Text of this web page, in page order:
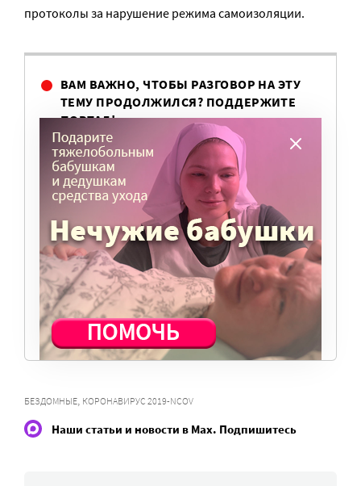
протоколы за нарушение режима самоизоляции.
ВАМ ВАЖНО, ЧТОБЫ РАЗГОВОР НА ЭТУ
ТЕМУ ПРОДОЛЖИЛСЯ? ПОДДЕРЖИТЕ
ПОРТАЛ!
Мы просим подписаться на небольшой, но
регулярный платеж в пользу нашего сайта.
Милосердие.ru работает благодаря добровольным
пожертвованиям наших читателей. На
командировки, съемки, зарплаты редакторов,
журналистов и техническую поддержку сайта
нужны средства.
ПОМОЧЬ ПОРТАЛУ
БЕЗДОМНЫЕ, КОРОНАВИРУС 2019-NCOV
Наши статьи и новости в Max. Подпишитесь